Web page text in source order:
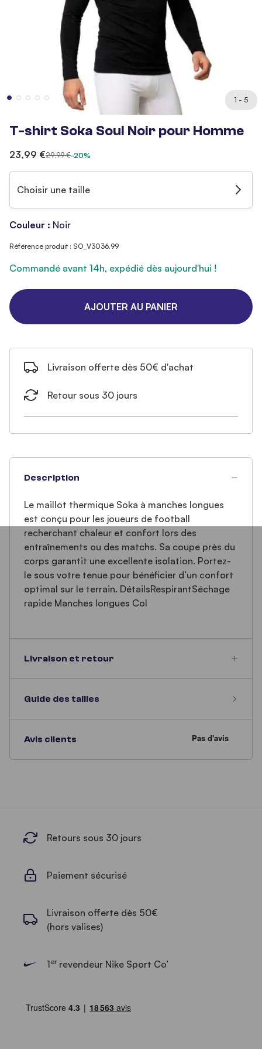
1 - 5
T-shirt Soka Soul Noir pour Homme
23,99 €29,99 €-20%
Choisir une taille
Couleur : Noir
Référence produit : SO_V3036.99
Commandé avant 14h, expédié dès aujourd'hui !
AJOUTER AU PANIER
Livraison offerte dès 50€ d'achat
Retour sous 30 jours
Description
Le maillot thermique Soka à manches longues
est conçu pour les joueurs de football
recherchant chaleur et confort lors des
entraînements ou des matchs. Sa coupe près du
corps garantit une excellente isolation. Portez-
le sous votre tenue pour bénéficier d’un confort
optimal sur le terrain. DétailsRespirantSéchage
rapide Manches longues Col
Livraison et retour
Guide des tailles
Avis clients
Retours sous 30 jours
Paiement sécurisé
Livraison offerte dès 50€
(hors valises)
1errevendeur Nike Sport Co’